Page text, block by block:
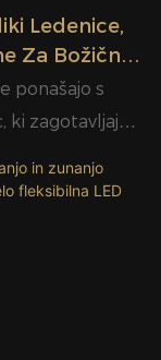
Ledenice,
Za Božično
| Glamour
ponašajo s
ki zagotavljajo
okrasitev
vplive